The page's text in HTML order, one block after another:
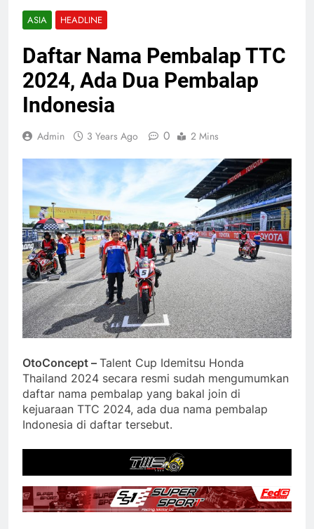
ASIA HEADLINE
Daftar Nama Pembalap TTC
2024, Ada Dua Pembalap
Indonesia
Admin 3 Years Ago 0 2 Mins
OtoConcept – Talent Cup Idemitsu Honda
Thailand 2024 secara resmi sudah mengumumkan
daftar nama pembalap yang bakal join di
kejuaraan TTC 2024, ada dua nama pembalap
Indonesia di daftar tersebut.